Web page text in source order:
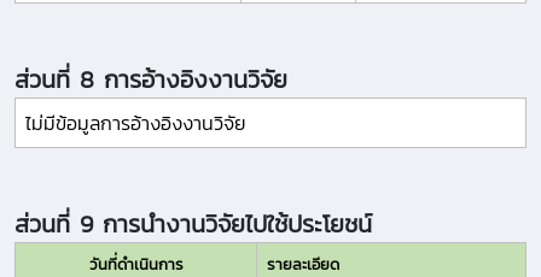
ส่วนที่ 8 การอ้างอิงงานวิจัย
ไม่มีข้อมูลการอ้างอิงงานวิจัย
ส่วนที่ 9 การนำงานวิจัยไปใช้ประโยชน์
วันที่ดำเนินการ รายละเอียด